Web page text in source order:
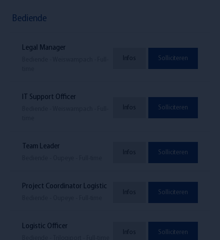
Bediende
Legal Manager
Infos Solliciteren
IT Support Officer
Infos Solliciteren
Team Leader
Infos Solliciteren
Project Coordinator Logistic
Infos Solliciteren
Logistic Officer
Infos Solliciteren